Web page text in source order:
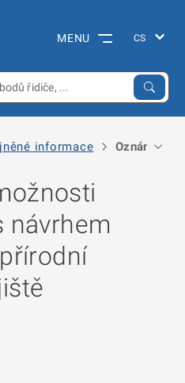
MENU
informace Oznámení
návrhem